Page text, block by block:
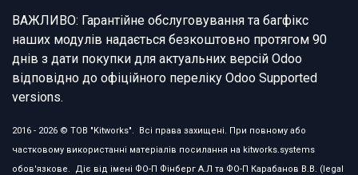
ВАЖЛИВО: Гарантійне обслуговування та багфікс
наших модулів надається безкоштовно протягом 90
днів з дати покупки для актуальних версій Odoo
відповідно до офіційного переліку Odoo Supported
versions.
2016 - 2026 © ТОВ "Kitworks". Всі права захищені. При повному або
частковому використанні матеріалів посилання на kitworks.systems
обов'язкове. Діє від імені ФО-П Фінберг А.Л та ФО-П Карабанов В.В. (legal